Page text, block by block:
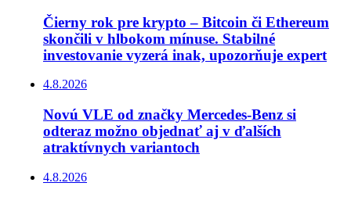
Čierny rok pre krypto – Bitcoin či Ethereum
skončili v hlbokom mínuse. Stabilné
investovanie vyzerá inak, upozorňuje expert
4.8.2026
Novú VLE od značky Mercedes-Benz si
odteraz možno objednať aj v ďalších
atraktívnych variantoch
4.8.2026